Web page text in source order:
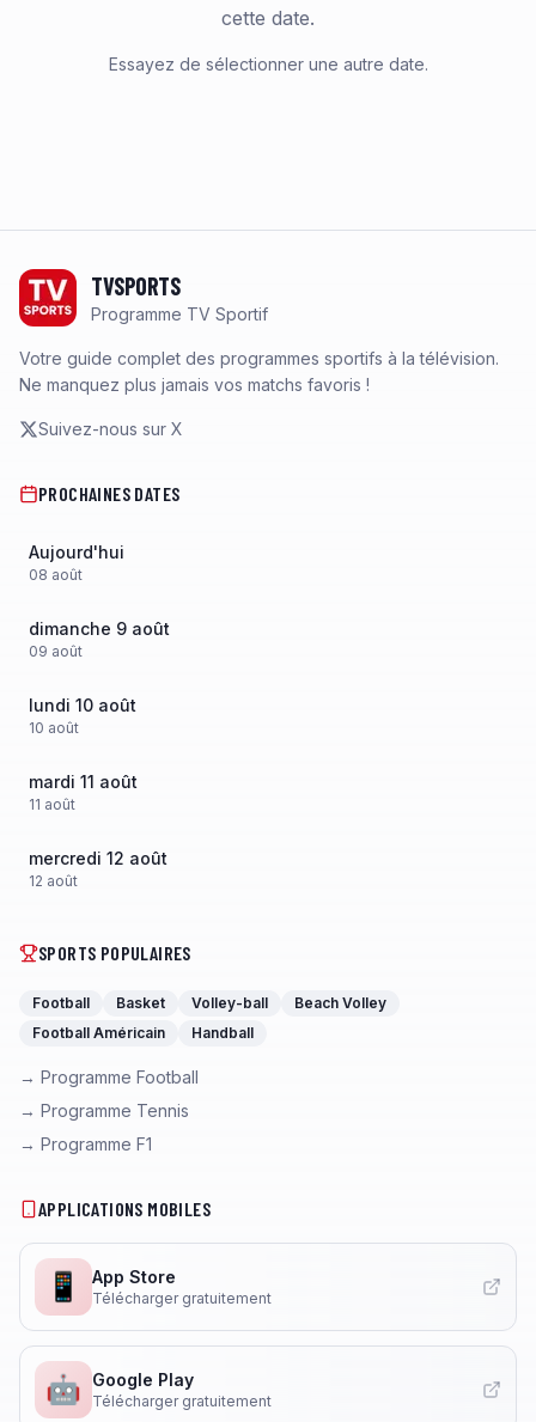
cette date.
Essayez de sélectionner une autre date.
TVSPORTS
Programme TV Sportif
Votre guide complet des programmes sportifs à la télévision.
Ne manquez plus jamais vos matchs favoris !
Suivez-nous sur X
PROCHAINES DATES
Aujourd'hui
08 août
dimanche 9 août
09 août
lundi 10 août
10 août
mardi 11 août
11 août
mercredi 12 août
12 août
SPORTS POPULAIRES
Football Basket Volley-ball
Beach Volley
Football Américain
Handball
→ Programme Football
→ Programme Tennis
→ Programme F1
APPLICATIONS MOBILES
📱 App Store
Télécharger gratuitement
🤖 Google Play
Télécharger gratuitement